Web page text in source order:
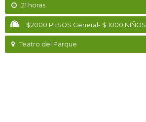
21 horas
$2000 PESOS General- $ 1000 NIÑOS
Teatro del Parque